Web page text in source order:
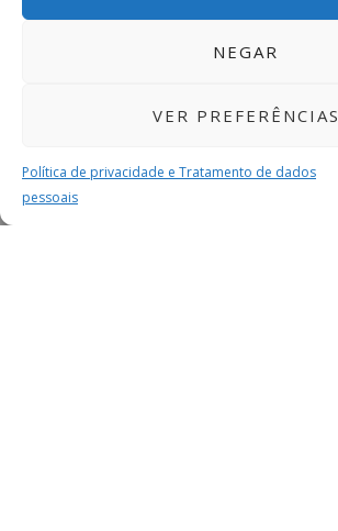
NEGAR
VER PREFERÊNCIAS
Política de privacidade e Tratamento de dados
pessoais